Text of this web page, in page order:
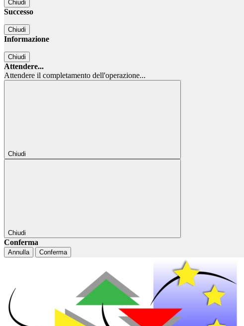
Chiudi
Successo
Chiudi
Informazione
Chiudi
Attendere...
Attendere il completamento dell'operazione...
Chiudi
Chiudi
Conferma
Annulla Conferma